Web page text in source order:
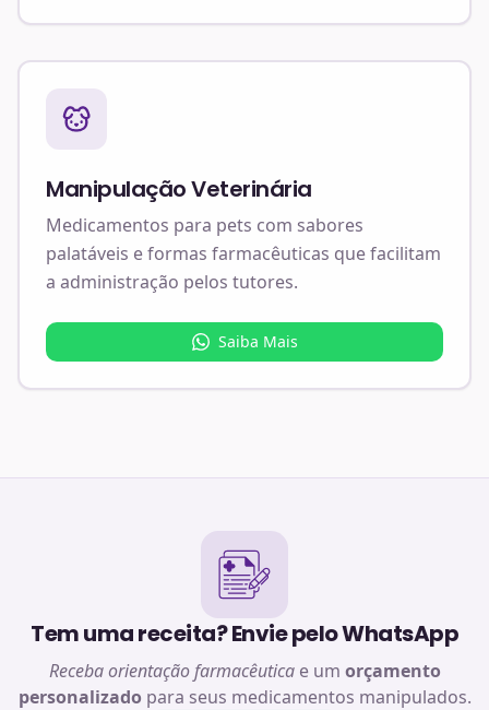
Manipulação Veterinária
Medicamentos para pets com sabores
palatáveis e formas farmacêuticas que facilitam
a administração pelos tutores.
Saiba Mais
Tem uma receita? Envie pelo WhatsApp
Receba orientação farmacêuticae um orçamento
personalizado para seus medicamentos manipulados.